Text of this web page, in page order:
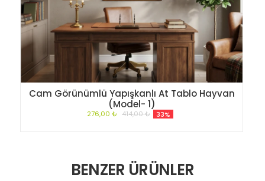
Cam Görünümlü Yapışkanlı At Tablo Hayvan
(Model- 1)
276,00 ₺ 414,00 ₺ 33%
BENZER ÜRÜNLER